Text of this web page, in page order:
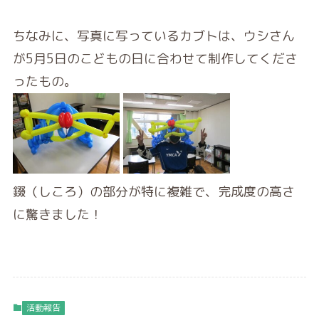
ちなみに、写真に写っているカブトは、ウシさん
が5月5日のこどもの日に合わせて制作してくださ
ったもの。
錣（しころ）の部分が特に複雑で、完成度の高さ
に驚きました！
活動報告